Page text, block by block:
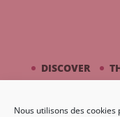
Nous utilisons des
DISCOVER